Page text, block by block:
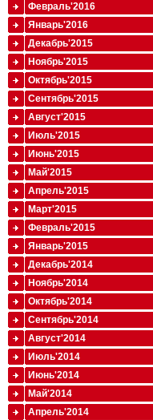
Февраль'2016
Январь'2016
Декабрь'2015
Ноябрь'2015
Октябрь'2015
Сентябрь'2015
Август'2015
Июль'2015
Июнь'2015
Май'2015
Апрель'2015
Март'2015
Февраль'2015
Январь'2015
Декабрь'2014
Ноябрь'2014
Октябрь'2014
Сентябрь'2014
Август'2014
Июль'2014
Июнь'2014
Май'2014
Апрель'2014